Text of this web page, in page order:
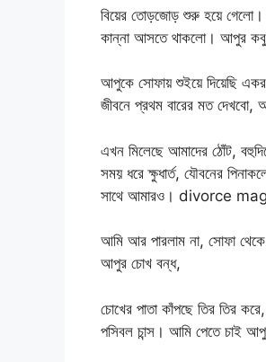
বিয়ের তোড়জোড় শুরু হয়ে গেলো।
কান্না আসতে থাকলো। আপুর কবুল
আপুকে সোফায় শুইয়ে দিয়েছি
জীবনে প্রথম বারের মত দেখবো,
এখন মিলেছে আমাদের ঠোঁট,
সময় ধরে ক্ষুধার্ত, যৌবনের
সাথে আমারও। divorce magi
আমি আর পারলাম না, সোফা থেকে
আপুর চোখ বন্ধ,
চোখের পাতা কাঁপছে তির তির
পসিবল চান্স। আমি পেতে